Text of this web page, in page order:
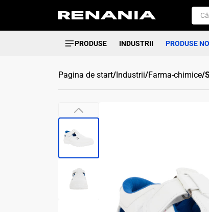
PRODUSE INDUSTRII PRODUSE
Pagina de start/Industrii/Farma-chimice/